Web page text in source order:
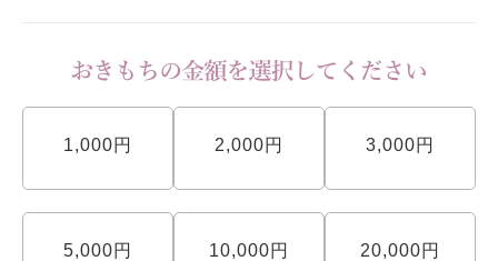
1,000円 2,000円 3,000円
5,000円 10,000円 20,000円